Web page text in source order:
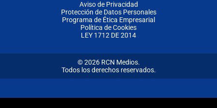
Aviso de Privacidad
Protección de Datos Personales
Programa de Ética Empresarial
Política de Cookies
LEY 1712 DE 2014
© 2026 RCN Medios.
Todos los derechos reservados.